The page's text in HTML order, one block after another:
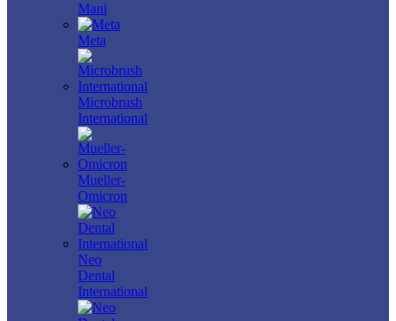
Mani
Meta
Microbrush
International
Mueller-
Omicron
Neo
Dental
International